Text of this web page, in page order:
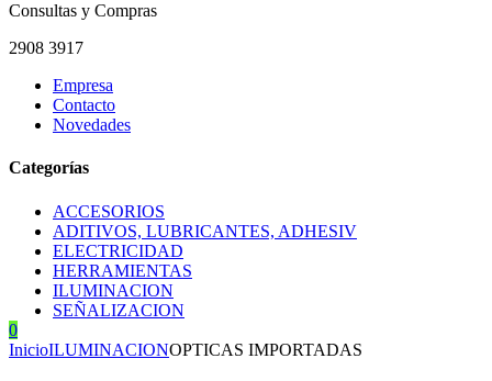
Consultas y Compras
2908 3917
Empresa
Contacto
Novedades
Categorías
ACCESORIOS
ADITIVOS, LUBRICANTES, ADHESIV
ELECTRICIDAD
HERRAMIENTAS
ILUMINACION
SEÑALIZACION
0
InicioILUMINACIONOPTICAS IMPORTADAS